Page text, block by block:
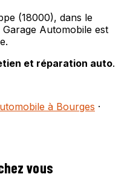
(18000), dans le
Garage Automobile est
et réparation auto.
à Bourges ·
vous